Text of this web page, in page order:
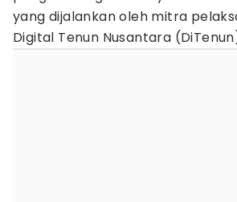
yang dijalankan oleh mitra
Digital Tenun Nusantara